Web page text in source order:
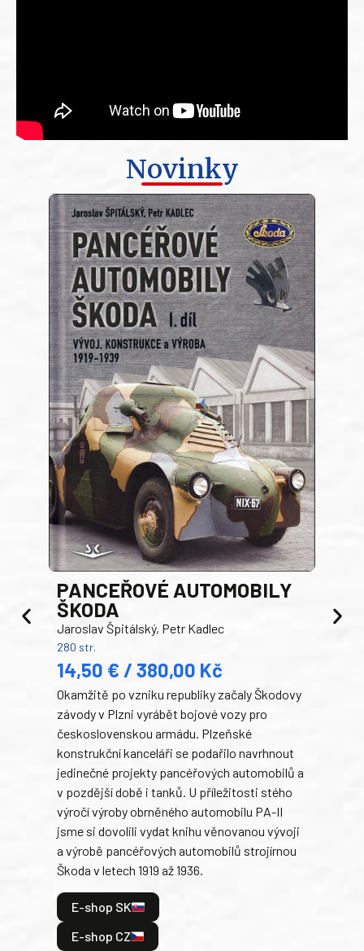
Novinky
PANCEŘOVÉ AUTOMOBILY
ŠKODA
Jaroslav Špitálský, Petr Kadlec
280 str.
14,50 € / 380,00 Kč
Okamžitě po vzniku republiky začaly Škodovy
závody v Plzni vyrábět bojové vozy pro
československou armádu. Plzeňské
konstrukční kanceláři se podařilo navrhnout
jedinečné projekty pancéřových automobilů a
v pozdější době i tanků. U příležitosti stého
výročí výroby obrněného automobilu PA-II
jsme si dovolili vydat knihu věnovanou vývoji
a výrobě pancéřových automobilů strojírnou
Škoda v letech 1919 až 1936.
E-shop SK
E-shop CZ